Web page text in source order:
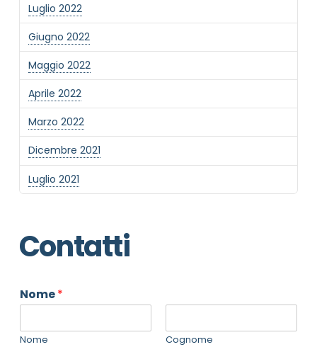
Luglio 2022
Giugno 2022
Maggio 2022
Aprile 2022
Marzo 2022
Dicembre 2021
Luglio 2021
Contatti
Nome*
Nome Cognome